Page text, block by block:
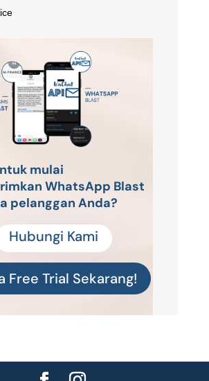
mulai
WhatsApp Blast
pelanggan Anda?
Hubungi Kami
Free Trial Sekarang!